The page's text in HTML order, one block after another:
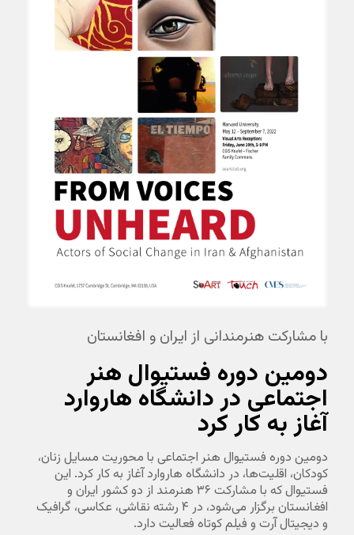
با مشارکت هنرمندانی از ایران و افغانستان
دومین دوره فستیوال هنر
اجتماعی در دانشگاه هاروارد
آغاز به کار کرد
دومین دوره فستیوال هنر اجتماعی با محوریت مسایل زنان،
کودکان، اقلیت‌ها، در دانشگاه هاروارد آغاز به کار کرد. این
فستیوال که با مشارکت ۳۶ هنرمند از دو کشور ایران و
افغانستان برگزار می‌شود، در ۴ رشته نقاشی، عکاسی، گرافیک
و دیجیتال آرت و فیلم کوتاه فعالیت دارد.